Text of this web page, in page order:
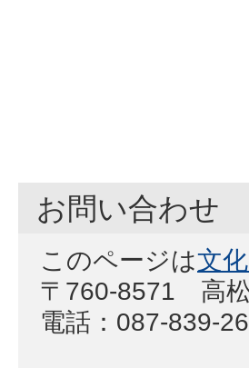
お問い合わせ
このページは文
〒760-8571 高
電話：087-839-